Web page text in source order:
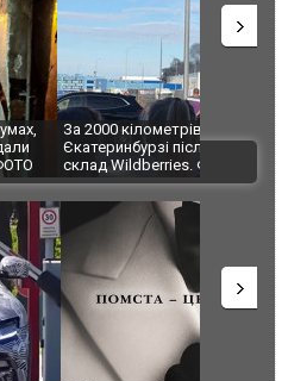
кордону з Україною: в
дронів загорівся
ВІДЕО
"Мої